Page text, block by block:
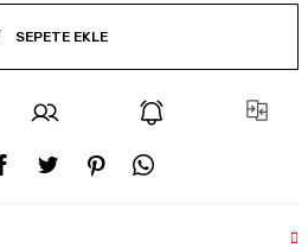
SEPETE EKLE